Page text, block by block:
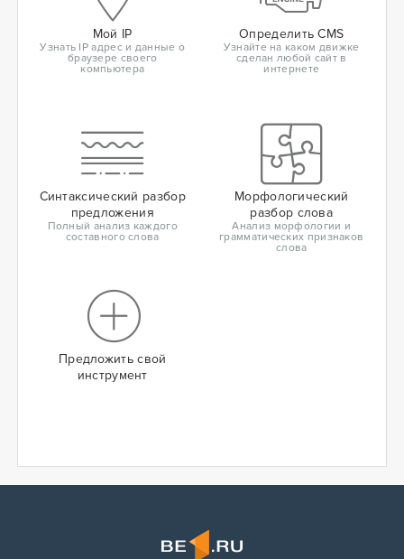
Мой IP
Узнать IP адрес и данные о
браузере своего
компьютера
Определить CMS
Узнайте на каком движке
сделан любой сайт в
интернете
Синтаксический разбор
предложения
Полный анализ каждого
составного слова
Морфологический
разбор слова
Анализ морфологии и
грамматических признаков
слова
Предложить свой
инструмент